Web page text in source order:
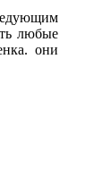
любые
они